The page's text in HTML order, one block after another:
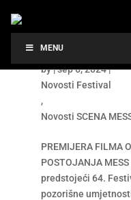
MENU
PREMIJERA
by|sep 6, 2024|
Novosti Festival
,
Novosti SCENA
PREMIJERA FILMA
POSTOJANJA
predstojeći 64.
pozorišne